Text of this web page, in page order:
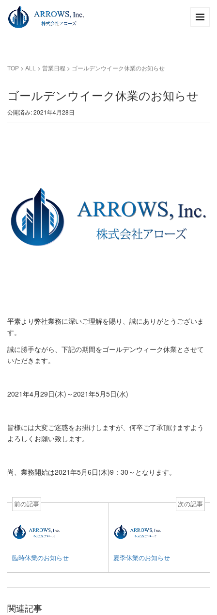
TOP > ALL > 営業日程 > ゴールデンウイーク休業のお知らせ
ゴールデンウイーク休業のお知らせ
公開済み: 2021年4月28日
平素より弊社業務に深いご理解を賜り、誠にありがとうございま
す。
誠に勝手ながら、下記の期間をゴールデンウィーク休業とさせて
いただきます。
2021年4月29日(木) ～2021年5月5日(水)
皆様には大変ご迷惑をお掛けしますが、何卒ご了承頂けますよう
よろしくお願い致します。
尚、業務開始は2021年5月6日(木)9 ： 30 ～となります。
前の記事
臨時休業のお知らせ
次の記事
夏季休業のお知らせ
関連記事